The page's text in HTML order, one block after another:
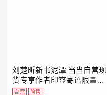
刘楚昕新书泥潭 当当自营现
货专享作者印签寄语限量藏
书票 漓江文学奖获奖作品
自营 预售